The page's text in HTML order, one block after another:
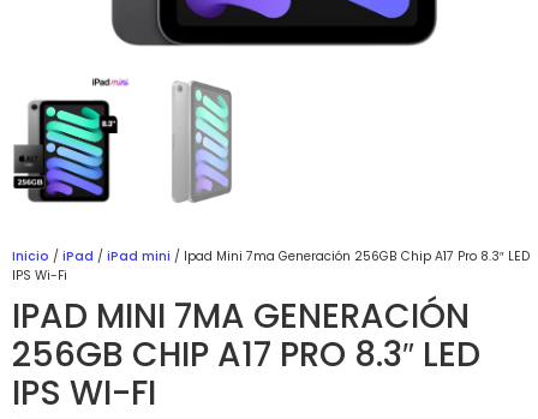
Inicio / iPad / iPad mini / Ipad Mini 7ma Generación 256GB Chip A17 Pro 8.3″ LED
IPS Wi-Fi
IPAD MINI 7MA GENERACIÓN
256GB CHIP A17 PRO 8.3″ LED
IPS WI-FI